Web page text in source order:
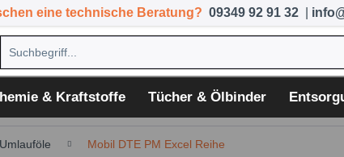
eine technische Beratung? 09349 92 91 32
& Kraftstoffe Tücher & Ölbinder
Umlauföle Mobil DTE PM Excel Reihe